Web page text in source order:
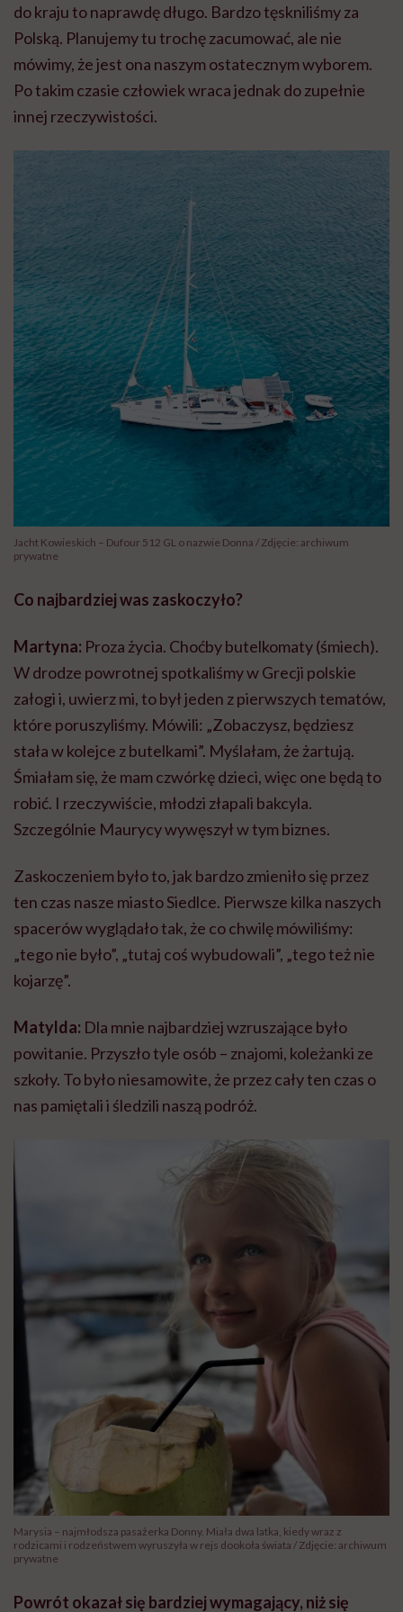
do kraju to naprawdę długo. Bardzo tęskniliśmy za
Polską. Planujemy tu trochę zacumować, ale nie
mówimy, że jest ona naszym ostatecznym wyborem.
Po takim czasie człowiek wraca jednak do zupełnie
innej rzeczywistości.
Jacht Kowieskich – Dufour 512 GL o nazwie Donna / Zdjęcie: archiwum
prywatne
Co najbardziej was zaskoczyło?
Martyna: Proza życia. Choćby butelkomaty (śmiech).
W drodze powrotnej spotkaliśmy w Grecji polskie
załogi i, uwierz mi, to był jeden z pierwszych tematów,
które poruszyliśmy. Mówili: „Zobaczysz, będziesz
stała w kolejce z butelkami”. Myślałam, że żartują.
Śmiałam się, że mam czwórkę dzieci, więc one będą to
robić. I rzeczywiście, młodzi złapali bakcyla.
Szczególnie Maurycy wywęszył w tym biznes.
Zaskoczeniem było to, jak bardzo zmieniło się przez
ten czas nasze miasto Siedlce. Pierwsze kilka naszych
spacerów wyglądało tak, że co chwilę mówiliśmy:
„tego nie było”, „tutaj coś wybudowali”, „tego też nie
kojarzę”.
Matylda: Dla mnie najbardziej wzruszające było
powitanie. Przyszło tyle osób – znajomi, koleżanki ze
szkoły. To było niesamowite, że przez cały ten czas o
nas pamiętali i śledzili naszą podróż.
Marysia – najmłodsza pasażerka Donny. Miała dwa latka, kiedy wraz z
rodzicami i rodzeństwem wyruszyła w rejs dookoła świata / Zdjęcie: archiwum
prywatne
Powrót okazał się bardziej wymagający, niż się